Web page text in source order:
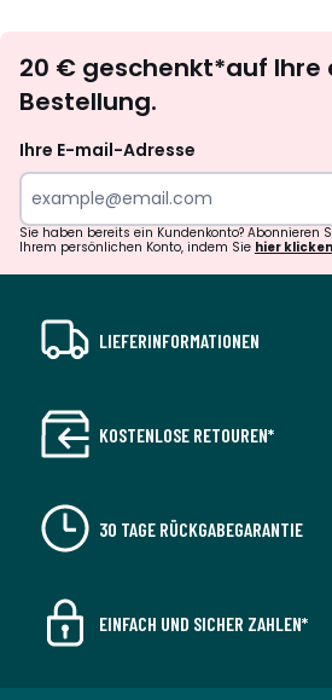
20 € geschenkt*auf Ihre
Bestellung.
Ihre E-mail-Adresse
Sie haben bereits ein Kundenkonto? Abonnieren
Ihrem persönlichen Konto, indem Sie hier klicken
LIEFERINFORMATIONEN
KOSTENLOSE RETOUREN*
30 TAGE RÜCKGABEGARANTIE
EINFACH UND SICHER ZAHLEN*